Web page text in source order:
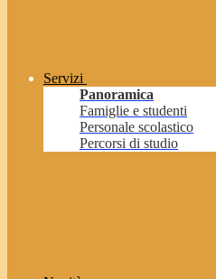
Servizi
Panoramica
Famiglie e studenti
Personale scolastico
Percorsi di studio